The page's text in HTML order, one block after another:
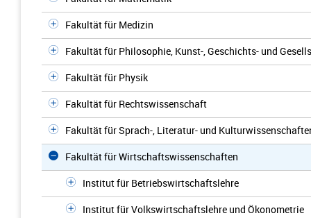
Fakultät für Medizin
Fakultät für Philosophie, Kunst-, Geschichts- und
Fakultät für Physik
Fakultät für Rechtswissenschaft
Fakultät für Sprach-, Literatur- und
Fakultät für Wirtschaftswissenschaften
Institut für Betriebswirtschaftslehre
Institut für Volkswirtschaftslehre und Ökonometrie